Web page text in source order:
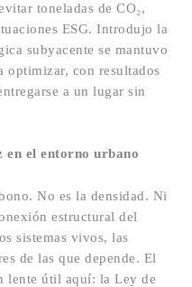
toneladas de CO₂,
ESG. Introdujo la
subyacente se mantuvo
optimizar, con resultados
a un lugar sin
en el entorno urbano
No es la densidad. Ni
estructural del
sistemas vivos, las
de las que depende. El
lente útil aquí: la Ley de